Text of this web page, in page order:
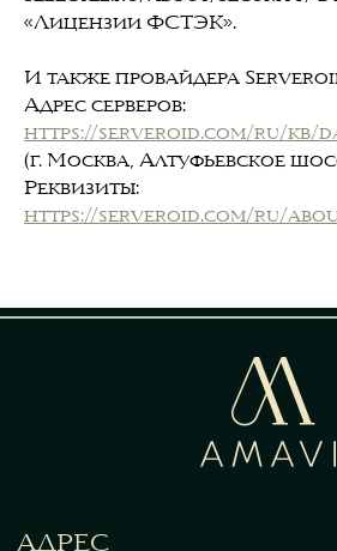
«Лицензии ФСТЭК».
И также провайдера
Адрес серверов:
https://serveroid.com/ru/kb/
(г. Москва, Алтуфьевское
Реквизиты:
https://serveroid.com/ru/
УЛ. ИМ. ГЕРОЯ В. ПОСАДСКОГО,